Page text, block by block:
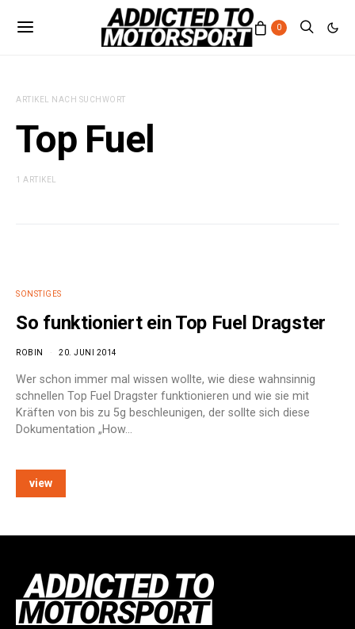
0
ARTIKEL NACH SUCHWORT
Top Fuel
1 ARTIKEL
SONSTIGES
So funktioniert ein Top Fuel Dragster
ROBIN 20. JUNI 2014
Wer schon immer mal wissen wollte, wie diese wahnsinnig
schnellen Top Fuel Dragster funktionieren und wie sie mit
Kräften von bis zu 5g beschleunigen, der sollte sich diese
Dokumentation „How…
view